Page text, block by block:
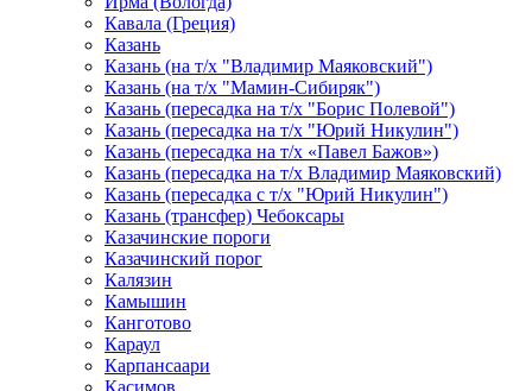
Кавала (Греция)
Казань
Казань (на т/х "Владимир Маяковский")
Казань (на т/х "Мамин-Сибиряк")
Казань (пересадка на т/х "Борис Полевой")
Казань (пересадка на т/х "Юрий Никулин")
Казань (пересадка на т/х «Павел Бажов»)
Казань (пересадка на т/х Владимир Маяковский)
Казань (пересадка с т/х "Юрий Никулин")
Казань (трансфер) Чебоксары
Казачинские пороги
Казачинский порог
Калязин
Камышин
Канготово
Караул
Карпансаари
Касимов